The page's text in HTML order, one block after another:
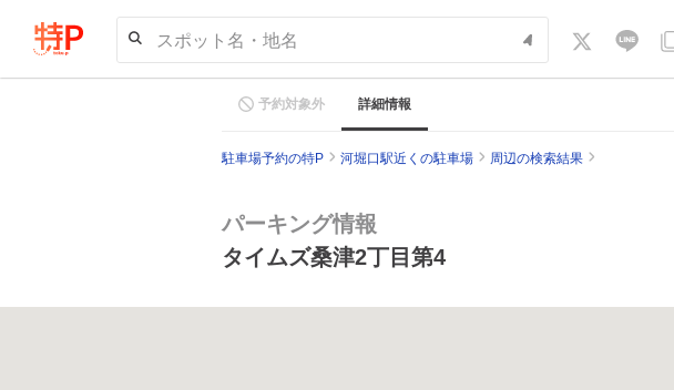
スポット名・地名
予約対象外 詳細情報
駐車場予約の特P 河堀口駅近くの駐車場 周辺の検索結果
パーキング情報
タイムズ桑津2丁目第4